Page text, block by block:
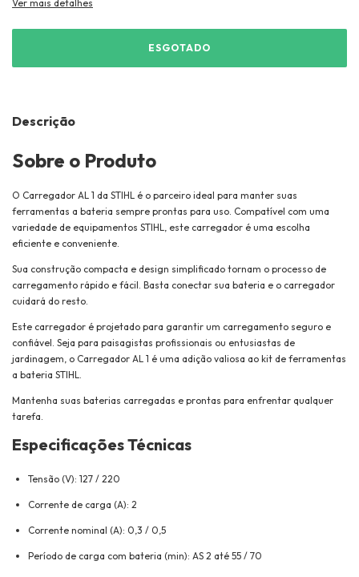
Ver mais detalhes
Descrição
Sobre o Produto
O Carregador AL 1 da STIHL é o parceiro ideal para manter suas
ferramentas a bateria sempre prontas para uso. Compatível com uma
variedade de equipamentos STIHL, este carregador é uma escolha
eficiente e conveniente.
Sua construção compacta e design simplificado tornam o processo de
carregamento rápido e fácil. Basta conectar sua bateria e o carregador
cuidará do resto.
Este carregador é projetado para garantir um carregamento seguro e
confiável. Seja para paisagistas profissionais ou entusiastas de
jardinagem, o Carregador AL 1 é uma adição valiosa ao kit de ferramentas
a bateria STIHL.
Mantenha suas baterias carregadas e prontas para enfrentar qualquer
tarefa.
Especificações Técnicas
Tensão (V): 127 / 220
Corrente de carga (A): 2
Corrente nominal (A): 0,3 / 0,5
Período de carga com bateria (min): AS 2 até 55 / 70